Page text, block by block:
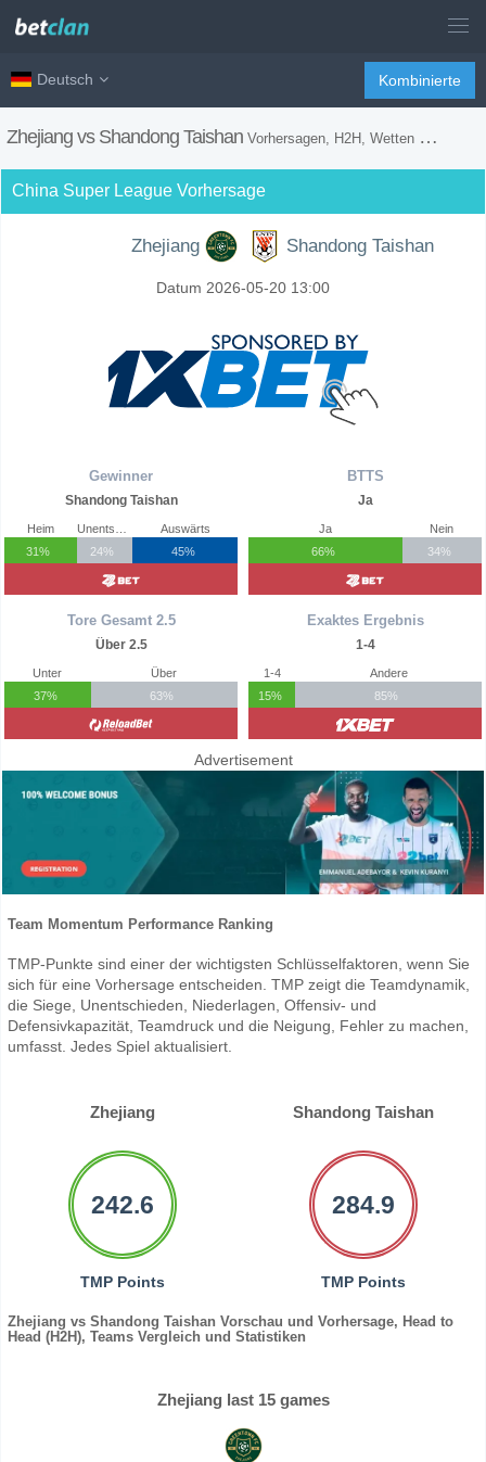
Deutsch Kombinierte
Zhejiang vs Shandong Taishan Vorhersagen, H2H, Wetten Tipps und Spiel Vorschau
China Super League Vorhersage
Zhejiang Shandong Taishan
Datum 2026-05-20 13:00
Gewinner
Shandong Taishan
Heim
31%
24%
Auswärts
45%
Tore Gesamt 2.5
Über 2.5
Unter
37%
Über
63%
BTTS
Ja
Ja
66%
Nein
34%
Exaktes Ergebnis
1-4
1-4
15%
Andere
85%
Advertisement
Team Momentum Performance Ranking
TMP-Punkte sind einer der wichtigsten Schlüsselfaktoren, wenn Sie
sich für eine Vorhersage entscheiden. TMP zeigt die Teamdynamik,
die Siege, Unentschieden, Niederlagen, Offensiv- und
Defensivkapazität, Teamdruck und die Neigung, Fehler zu machen,
umfasst. Jedes Spiel aktualisiert.
Zhejiang Shandong Taishan
242.6
TMP Points
284.9
TMP Points
Zhejiang vs Shandong Taishan Vorschau und Vorhersage, Head to
Head (H2H), Teams Vergleich und Statistiken
Zhejiang last 15 games